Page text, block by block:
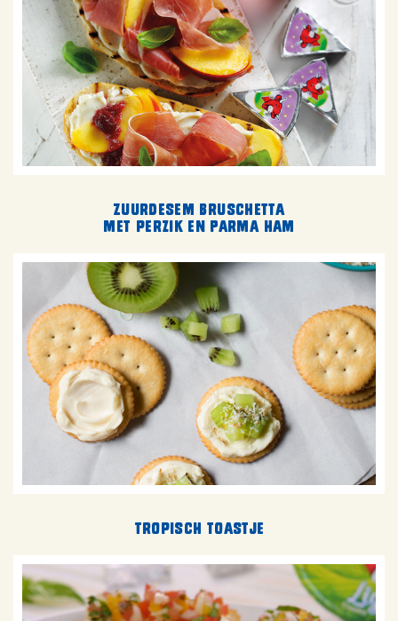
Zuurdesem bruschetta
met perzik en Parma ham
Tropisch toastje